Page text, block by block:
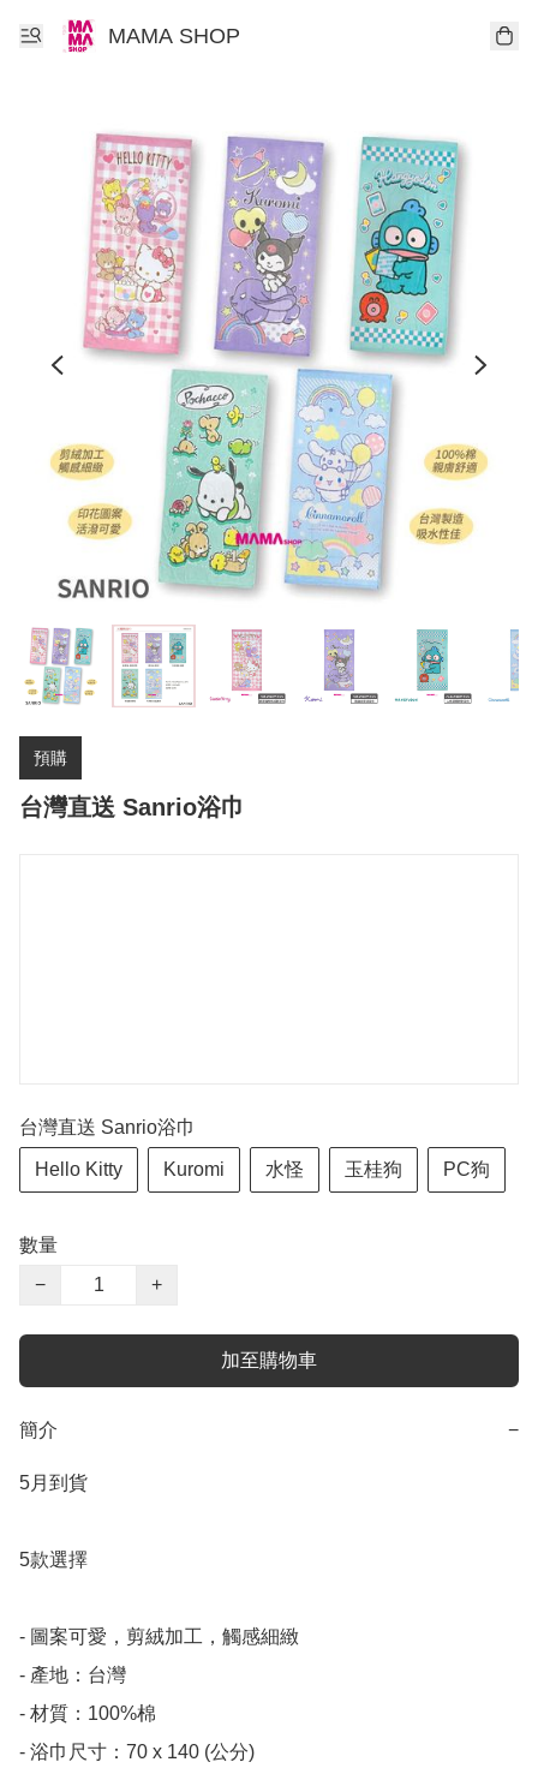
MAMA SHOP
預購
台灣直送 Sanrio浴巾
台灣直送 Sanrio浴巾
Hello Kitty Kuromi 水怪 玉桂狗 PC狗
數量
−
+
加至購物車
簡介 −
5月到貨
5款選擇
- 圖案可愛，剪絨加工，觸感細緻
- 產地：台灣
- 材質：100%棉
- 浴巾尺寸：70 x 140 (公分)